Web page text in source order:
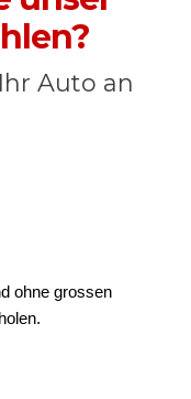
Auto an
ohne grossen